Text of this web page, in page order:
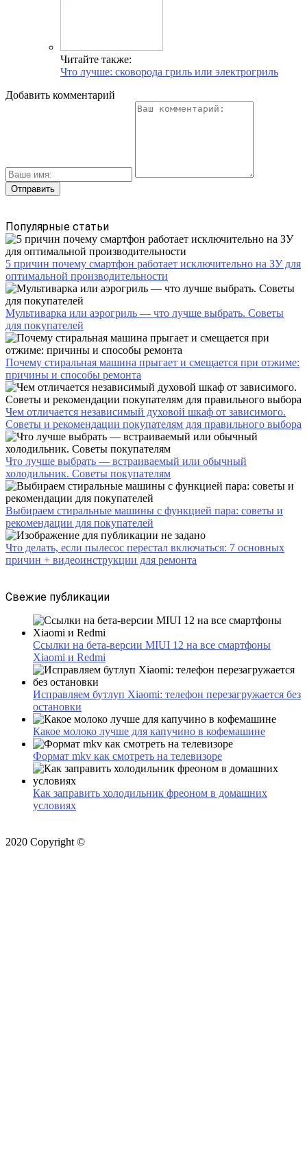
Читайте также:
Что лучше: сковорода гриль или электрогриль
Добавить комментарий
Популярные статьи
5 причин почему смартфон работает исключительно на ЗУ для
оптимальной производительности
Мультиварка или аэрогриль — что лучше выбрать. Советы
для покупателей
Почему стиральная машина прыгает и смещается при отжиме:
причины и способы ремонта
Чем отличается независимый духовой шкаф от зависимого.
Советы и рекомендации покупателям для правильного выбора
Что лучше выбрать — встраиваемый или обычный
холодильник. Советы покупателям
Выбираем стиральные машины с функцией пара: советы и
рекомендации для покупателей
Что делать, если пылесос перестал включаться: 7 основных
причин + видеоинструкции для ремонта
Свежие публикации
Ссылки на бета-версии MIUI 12 на все смартфоны
Xiaomi и Redmi
Исправляем бутлуп Xiaomi: телефон перезагружается без
остановки
Какое молоко лучше для капучино в кофемашине
Формат mkv как смотреть на телевизоре
Как заправить холодильник фреоном в домашних
условиях
2020 Copyright ©